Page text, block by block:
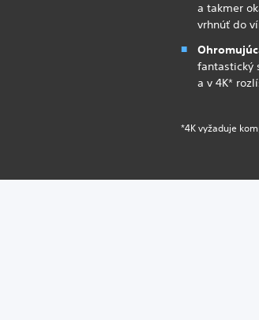
a takmer
vrhnúť do
fantastický
a v 4K*
*4K vyžaduje